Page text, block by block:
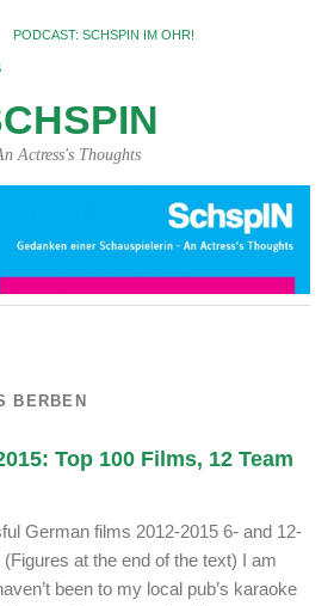
PODCAST: SCHSPIN IM OHR!
Actress's Thoughts
BERBEN
Top 100 Films, 12 Team
German films 2012-2015 6- and 12-
at the end of the text) I am
been to my local pub’s karaoke